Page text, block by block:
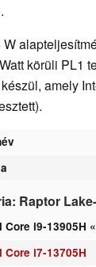
körüli PL1
amely
Raptor
Core i9-13905H «
Core i7-13705H